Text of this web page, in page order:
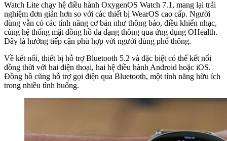
Watch Lite chạy hệ điều hành OxygenOS Watch 7.1, mang lại trải
nghiệm đơn giản hơn so với các thiết bị WearOS cao cấp. Người
dùng vẫn có các tính năng cơ bản như thông báo, điều khiển nhạc,
cùng hệ thống mặt đồng hồ đa dạng thông qua ứng dụng OHealth.
Đây là hướng tiếp cận phù hợp với người dùng phổ thông.
Về kết nối, thiết bị hỗ trợ Bluetooth 5.2 và đặc biệt có thể kết nối
đồng thời với hai điện thoại, hai hệ điều hành Android hoặc iOS.
Đồng hồ cũng hỗ trợ gọi điện qua Bluetooth, một tính năng hữu ích
trong nhiều tình huống.